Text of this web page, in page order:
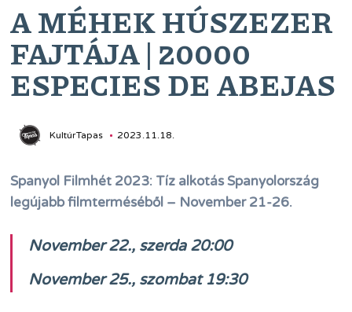
A MÉHEK HÚSZEZER
FAJTÁJA | 20000
ESPECIES DE ABEJAS
KultúrTapas 2023.11.18.
Spanyol Filmhét 2023: Tíz alkotás Spanyolország
legújabb filmterméséből – November 21-26.
November 22., szerda 20:00
November 25., szombat 19:30